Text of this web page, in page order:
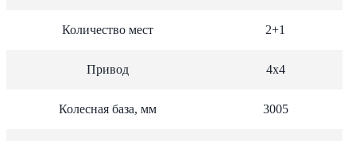
Количество мест 2+1
Привод 4х4
Колесная база, мм 3005